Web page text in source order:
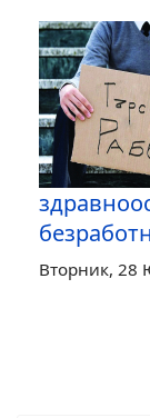
Вторник, 28